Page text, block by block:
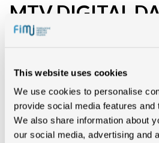
This website uses cookies
We use cookies to personalise
provide social media features and
We also share information about
our social media, advertising and
MTV DIGITAL
SABATO 12
EVENTI